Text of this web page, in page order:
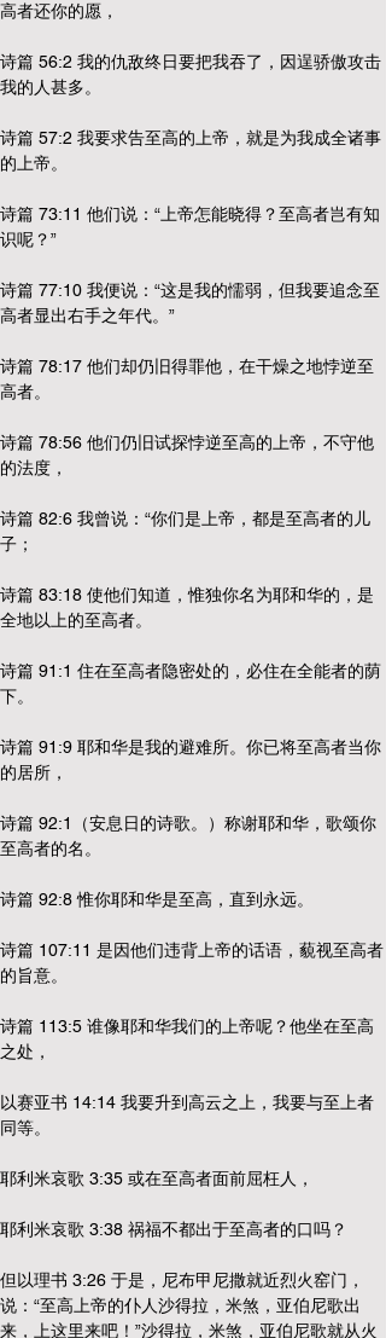
高者还你的愿，
诗篇 56:2 我的仇敌终日要把我吞了，因逞骄傲攻击
我的人甚多。
诗篇 57:2 我要求告至高的上帝，就是为我成全诸事
的上帝。
诗篇 73:11 他们说：“上帝怎能晓得？至高者岂有知
识呢？”
诗篇 77:10 我便说：“这是我的懦弱，但我要追念至
高者显出右手之年代。”
诗篇 78:17 他们却仍旧得罪他，在干燥之地悖逆至
高者。
诗篇 78:56 他们仍旧试探悖逆至高的上帝，不守他
的法度，
诗篇 82:6 我曾说：“你们是上帝，都是至高者的儿
子；
诗篇 83:18 使他们知道，惟独你名为耶和华的，是
全地以上的至高者。
诗篇 91:1 住在至高者隐密处的，必住在全能者的荫
下。
诗篇 91:9 耶和华是我的避难所。你已将至高者当你
的居所，
诗篇 92:1（安息日的诗歌。）称谢耶和华，歌颂你
至高者的名。
诗篇 92:8 惟你耶和华是至高，直到永远。
诗篇 107:11 是因他们违背上帝的话语，藐视至高者
的旨意。
诗篇 113:5 谁像耶和华我们的上帝呢？他坐在至高
之处，
以赛亚书 14:14 我要升到高云之上，我要与至上者
同等。
耶利米哀歌 3:35 或在至高者面前屈枉人，
耶利米哀歌 3:38 祸福不都出于至高者的口吗？
但以理书 3:26 于是，尼布甲尼撒就近烈火窑门，
说：“至高上帝的仆人沙得拉，米煞，亚伯尼歌出
来，上这里来吧！”沙得拉，米煞，亚伯尼歌就从火